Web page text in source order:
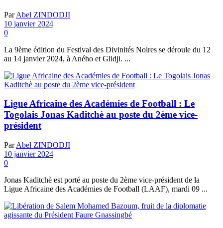
Par Abel ZINDODJI
10 janvier 2024
0
La 9ème édition du Festival des Divinités Noires se déroule du 12
au 14 janvier 2024, à Aného et Glidji. ...
Ligue Africaine des Académies de Football : Le
Togolais Jonas Kaditchè au poste du 2ème vice-
président
Par Abel ZINDODJI
10 janvier 2024
0
Jonas Kaditchè est porté au poste du 2ème vice-président de la
Ligue Africaine des Académies de Football (LAAF), mardi 09 ...